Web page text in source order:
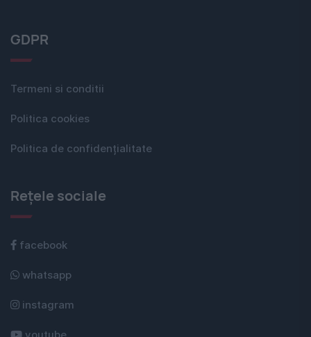
GDPR
Termeni si conditii
Politica cookies
Politica de confidențialitate
Rețele sociale
facebook
whatsapp
instagram